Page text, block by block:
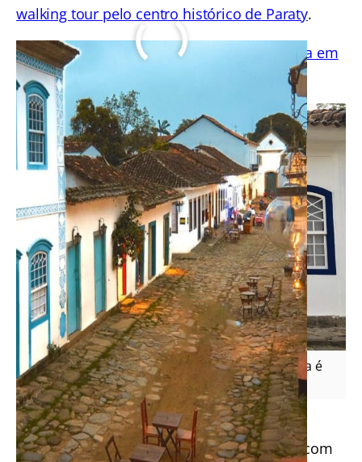
walking tour pelo centro histórico de Paraty.
Há muitos
programas para se fazer de graça em
Paraty, o que ajuda a economizar, não é?
Amei essas portas e janelas coloridas. Cada casa é
de um jeitinho mais fofo que a outra.
De noite as ruas ficam um pouquinho mais
agitadas, com alguns bares e restaurantes com